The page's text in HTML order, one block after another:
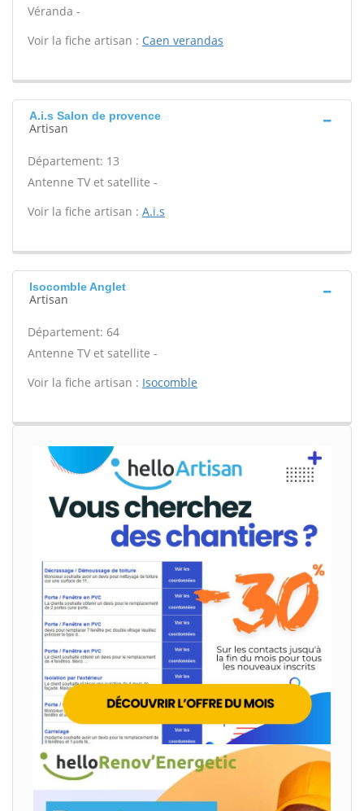
Véranda -
Voir la fiche artisan : Caen verandas
A.i.s Salon de provence
Artisan
Département: 13
Antenne TV et satellite -
Voir la fiche artisan : A.i.s
Isocomble Anglet
Artisan
Département: 64
Antenne TV et satellite -
Voir la fiche artisan : Isocomble